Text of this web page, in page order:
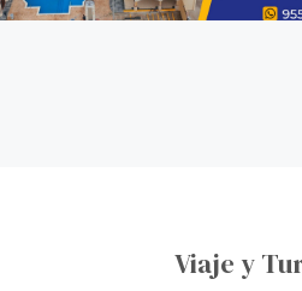
Viaje y